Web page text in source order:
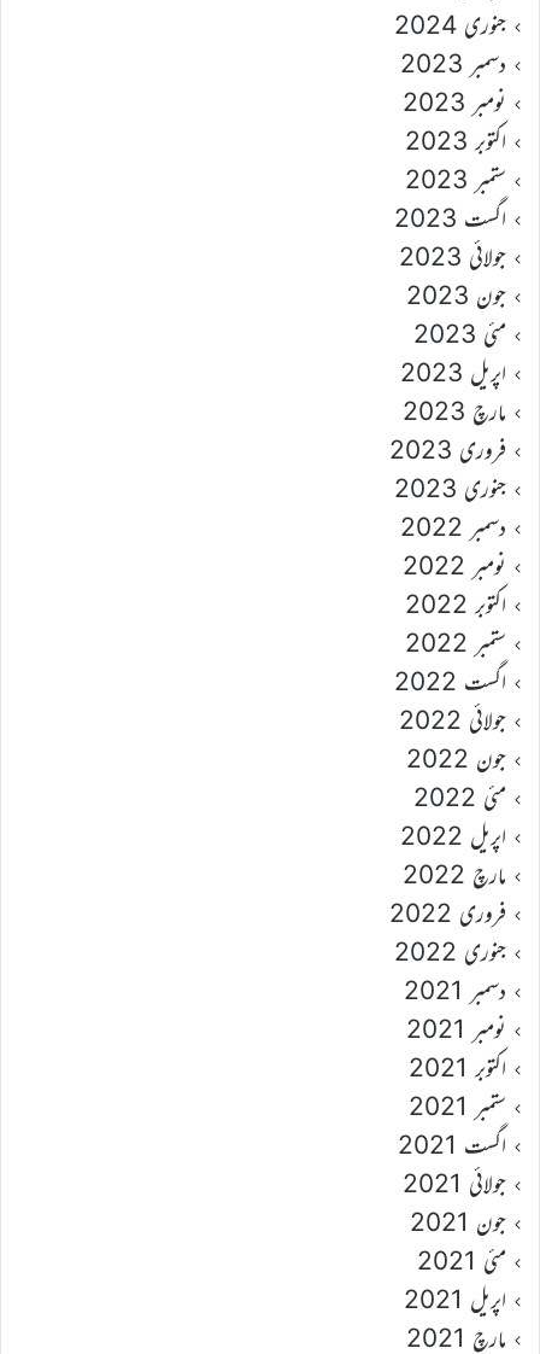
جنوری 2024
دسمبر 2023
نومبر 2023
اکتوبر 2023
ستمبر 2023
اگست 2023
جولائی 2023
جون 2023
مئی 2023
اپریل 2023
مارچ 2023
فروری 2023
جنوری 2023
دسمبر 2022
نومبر 2022
اکتوبر 2022
ستمبر 2022
اگست 2022
جولائی 2022
جون 2022
مئی 2022
اپریل 2022
مارچ 2022
فروری 2022
جنوری 2022
دسمبر 2021
نومبر 2021
اکتوبر 2021
ستمبر 2021
اگست 2021
جولائی 2021
جون 2021
مئی 2021
اپریل 2021
مارچ 2021